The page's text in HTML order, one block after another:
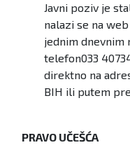
Javni poziv je
nalazi se na
jednim dnevnim
telefon033
direktno na
BIH ili putem
PRAVO UČEŠĆA